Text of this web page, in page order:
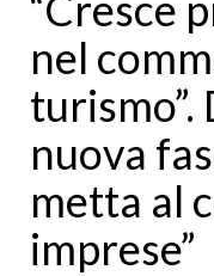
nel
turismo”.
nuova
metta al
imprese”